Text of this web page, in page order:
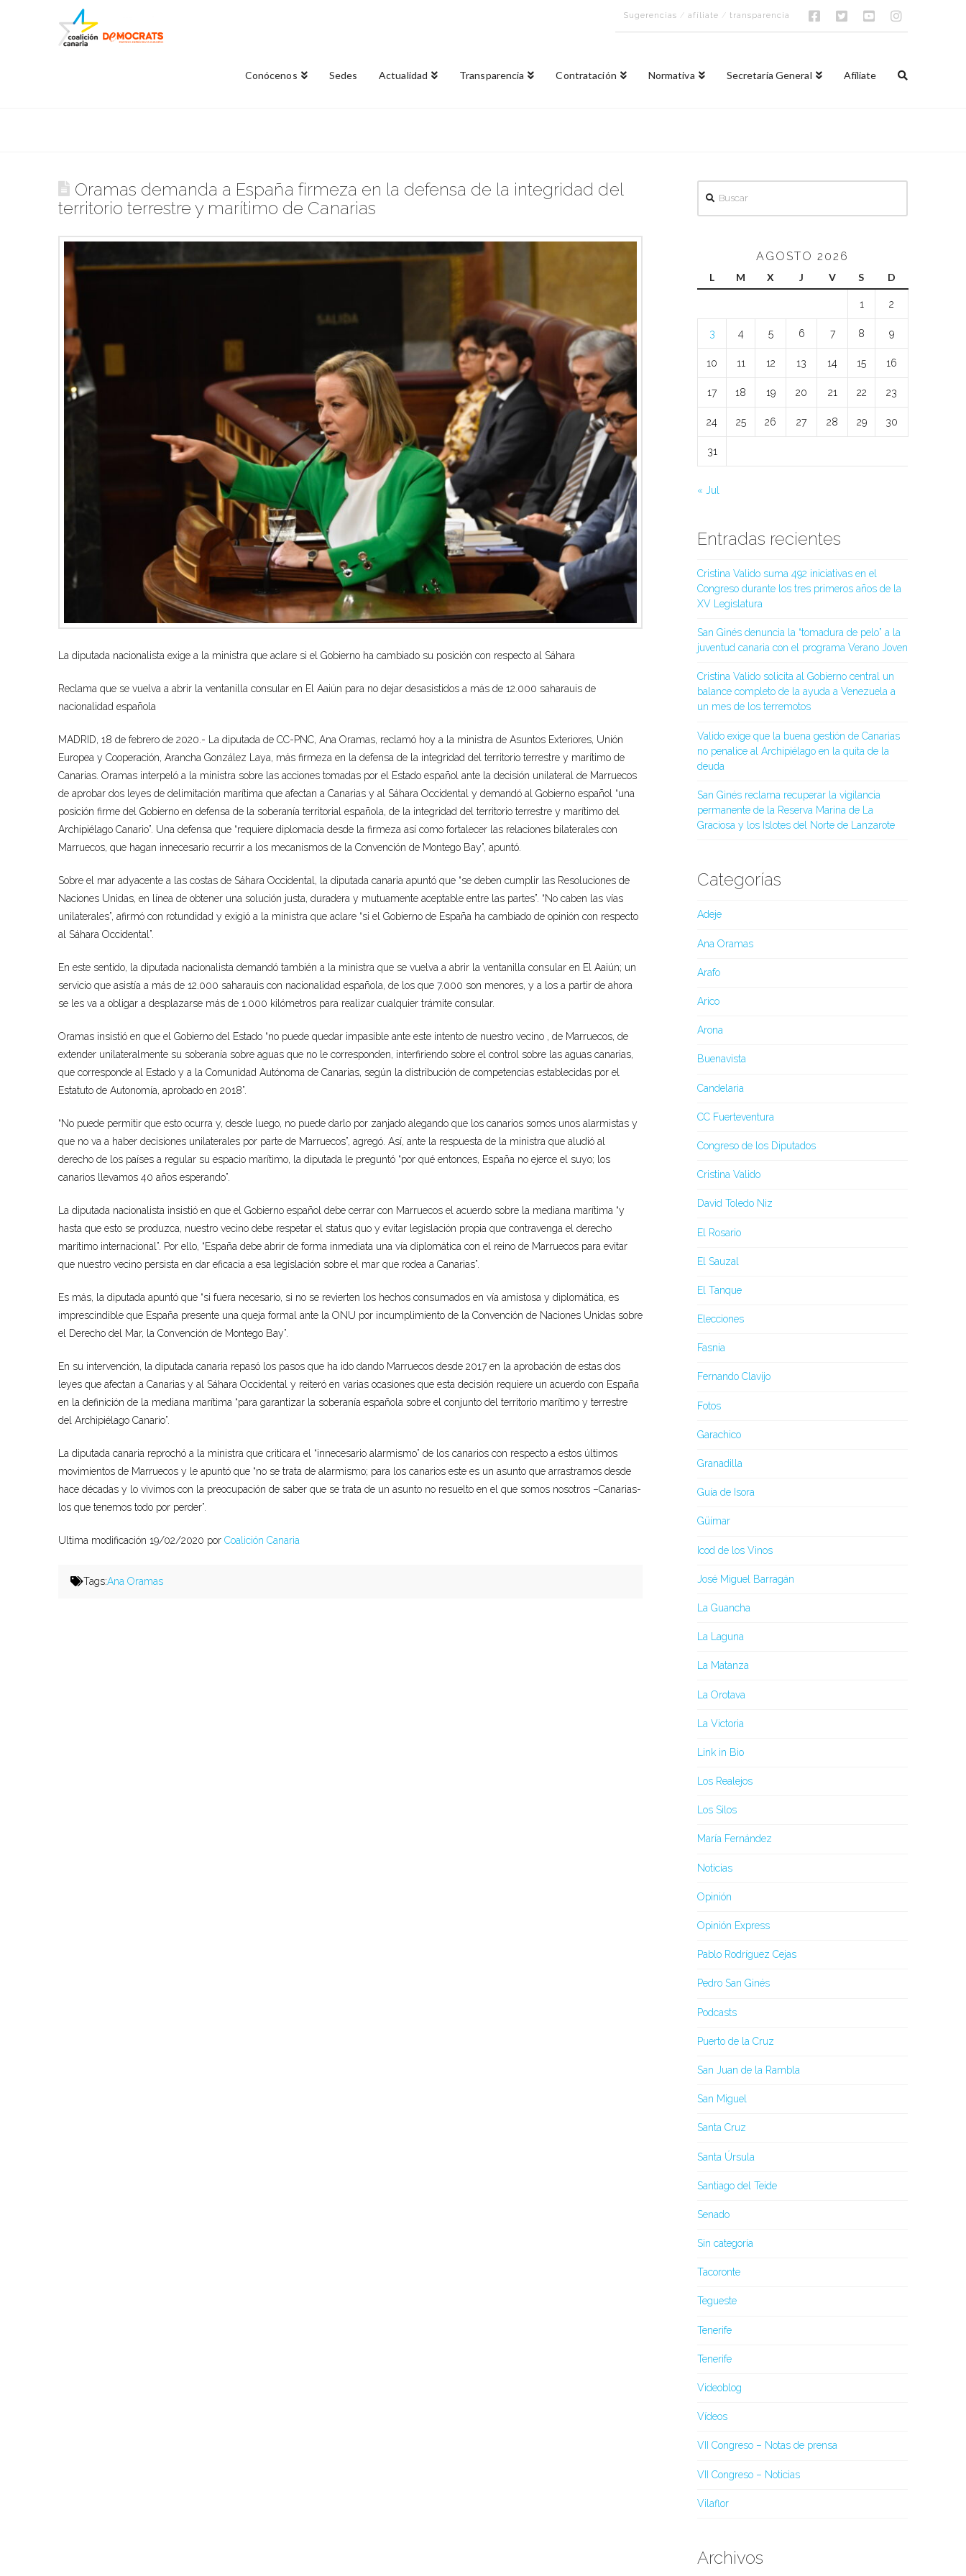
Sugerencias /afíliate /transparencia
Conócenos Sedes Actualidad Transparencia Contratación Normativa Secretaría General Afíliate
Oramas demanda a España firmeza en la defensa de la integridad del
territorio terrestre y marítimo de Canarias
La diputada nacionalista exige a la ministra que aclare si el Gobierno ha cambiado su posición con respecto al Sáhara
Reclama que se vuelva a abrir la ventanilla consular en El Aaiún para no dejar desasistidos a más de 12.000 saharauis de
nacionalidad española
MADRID, 18 de febrero de 2020.- La diputada de CC-PNC, Ana Oramas, reclamó hoy a la ministra de Asuntos Exteriores, Unión
Europea y Cooperación, Arancha González Laya, más firmeza en la defensa de la integridad del territorio terrestre y marítimo de
Canarias. Oramas interpeló a la ministra sobre las acciones tomadas por el Estado español ante la decisión unilateral de Marruecos
de aprobar dos leyes de delimitación marítima que afectan a Canarias y al Sáhara Occidental y demandó al Gobierno español “una
posición firme del Gobierno en defensa de la soberanía territorial española, de la integridad del territorio terrestre y marítimo del
Archipiélago Canario”. Una defensa que “requiere diplomacia desde la firmeza así como fortalecer las relaciones bilaterales con
Marruecos, que hagan innecesario recurrir a los mecanismos de la Convención de Montego Bay”, apuntó.
Sobre el mar adyacente a las costas de Sáhara Occidental, la diputada canaria apuntó que “se deben cumplir las Resoluciones de
Naciones Unidas, en línea de obtener una solución justa, duradera y mutuamente aceptable entre las partes”. “No caben las vías
unilaterales”, afirmó con rotundidad y exigió a la ministra que aclare “si el Gobierno de España ha cambiado de opinión con respecto
al Sáhara Occidental”.
En este sentido, la diputada nacionalista demandó también a la ministra que se vuelva a abrir la ventanilla consular en El Aaiún; un
servicio que asistía a más de 12.000 saharauis con nacionalidad española, de los que 7.000 son menores, y a los a partir de ahora
se les va a obligar a desplazarse más de 1.000 kilómetros para realizar cualquier trámite consular.
Oramas insistió en que el Gobierno del Estado “no puede quedar impasible ante este intento de nuestro vecino , de Marruecos, de
extender unilateralmente su soberanía sobre aguas que no le corresponden, interfiriendo sobre el control sobre las aguas canarias,
que corresponde al Estado y a la Comunidad Autónoma de Canarias, según la distribución de competencias establecidas por el
Estatuto de Autonomía, aprobado en 2018”.
“No puede permitir que esto ocurra y, desde luego, no puede darlo por zanjado alegando que los canarios somos unos alarmistas y
que no va a haber decisiones unilaterales por parte de Marruecos”, agregó. Así, ante la respuesta de la ministra que aludió al
derecho de los países a regular su espacio marítimo, la diputada le preguntó “por qué entonces, España no ejerce el suyo; los
canarios llevamos 40 años esperando”.
La diputada nacionalista insistió en que el Gobierno español debe cerrar con Marruecos el acuerdo sobre la mediana marítima “y
hasta que esto se produzca, nuestro vecino debe respetar el status quo y evitar legislación propia que contravenga el derecho
marítimo internacional”. Por ello, “España debe abrir de forma inmediata una vía diplomática con el reino de Marruecos para evitar
que nuestro vecino persista en dar eficacia a esa legislación sobre el mar que rodea a Canarias”.
Es más, la diputada apuntó que “si fuera necesario, si no se revierten los hechos consumados en vía amistosa y diplomática, es
imprescindible que España presente una queja formal ante la ONU por incumplimiento de la Convención de Naciones Unidas sobre
el Derecho del Mar, la Convención de Montego Bay”.
En su intervención, la diputada canaria repasó los pasos que ha ido dando Marruecos desde 2017 en la aprobación de estas dos
leyes que afectan a Canarias y al Sáhara Occidental y reiteró en varias ocasiones que esta decisión requiere un acuerdo con España
en la definición de la mediana marítima “para garantizar la soberanía española sobre el conjunto del territorio marítimo y terrestre
del Archipiélago Canario”.
La diputada canaria reprochó a la ministra que criticara el “innecesario alarmismo” de los canarios con respecto a estos últimos
movimientos de Marruecos y le apuntó que “no se trata de alarmismo; para los canarios este es un asunto que arrastramos desde
hace décadas y lo vivimos con la preocupación de saber que se trata de un asunto no resuelto en el que somos nosotros –Canarias-
los que tenemos todo por perder”.
Ultima modificación 19/02/2020 por Coalición Canaria
Tags:Ana Oramas
AGOSTO 2026
L M X J V S D
1 2
3 4 5 6 7 8 9
10 11 12 13 14 15 16
17 18 19 20 21 22 23
24 25 26 27 28 29 30
31
« Jul
Entradas recientes
Cristina Valido suma 492 iniciativas en el
Congreso durante los tres primeros años de la
XV Legislatura
San Ginés denuncia la “tomadura de pelo” a la
juventud canaria con el programa Verano Joven
Cristina Valido solicita al Gobierno central un
balance completo de la ayuda a Venezuela a
un mes de los terremotos
Valido exige que la buena gestión de Canarias
no penalice al Archipiélago en la quita de la
deuda
San Ginés reclama recuperar la vigilancia
permanente de la Reserva Marina de La
Graciosa y los Islotes del Norte de Lanzarote
Categorías
Adeje
Ana Oramas
Arafo
Arico
Arona
Buenavista
Candelaria
CC Fuerteventura
Congreso de los Diputados
Cristina Valido
David Toledo Niz
El Rosario
El Sauzal
El Tanque
Elecciones
Fasnia
Fernando Clavijo
Fotos
Garachico
Granadilla
Guía de Isora
Güímar
Icod de los Vinos
José Miguel Barragán
La Guancha
La Laguna
La Matanza
La Orotava
La Victoria
Link in Bio
Los Realejos
Los Silos
María Fernández
Noticias
Opinión
Opinión Express
Pablo Rodríguez Cejas
Pedro San Ginés
Podcasts
Puerto de la Cruz
San Juan de la Rambla
San Miguel
Santa Cruz
Santa Úrsula
Santiago del Teide
Senado
Sin categoría
Tacoronte
Tegueste
Tenerife
Tenerife
Videoblog
Vídeos
VII Congreso – Notas de prensa
VII Congreso – Noticias
Vilaflor
Archivos